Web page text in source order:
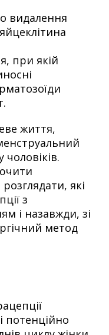
видалення
при якій
життя,
які
з
і назавжди, зі
метод
потенційно